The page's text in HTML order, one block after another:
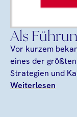
Als
Vor kurzem
eines der
Strategien und
Weiterlesen